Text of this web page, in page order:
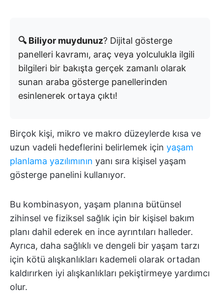
🔍 Biliyor muydunuz? Dijital gösterge
panelleri kavramı, araç veya yolculukla ilgili
bilgileri bir bakışta gerçek zamanlı olarak
sunan araba gösterge panellerinden
esinlenerek ortaya çıktı!
Birçok kişi, mikro ve makro düzeylerde kısa ve
uzun vadeli hedeflerini belirlemek için yaşam
planlama yazılımının yanı sıra kişisel yaşam
gösterge panelini kullanıyor.
Bu kombinasyon, yaşam planına bütünsel
zihinsel ve fiziksel sağlık için bir kişisel bakım
planı dahil ederek en ince ayrıntıları halleder.
Ayrıca, daha sağlıklı ve dengeli bir yaşam tarzı
için kötü alışkanlıkları kademeli olarak ortadan
kaldırırken iyi alışkanlıkları pekiştirmeye yardımcı
olur.